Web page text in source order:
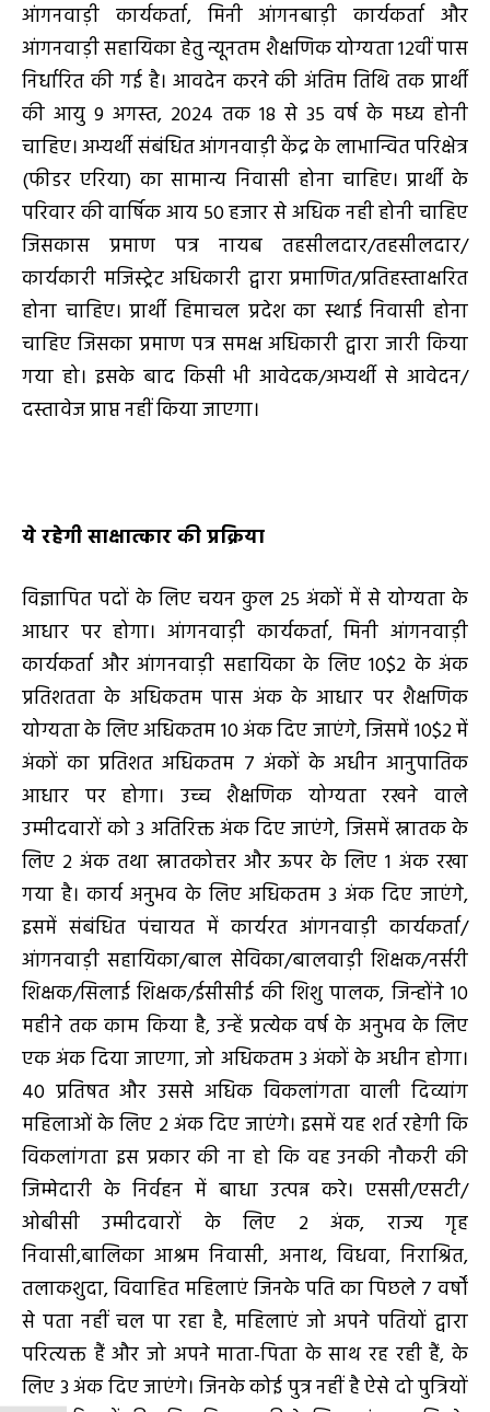
आंगनवाड़ी कार्यकर्ता, मिनी आंगनबाड़ी कार्यकर्ता और
आंगनवाड़ी सहायिका हेतु न्यूनतम शैक्षणिक योग्यता 12वीं पास
निर्धारित की गई है। आवदेन करने की अंतिम तिथि तक प्रार्थी
की आयु 9 अगस्त, 2024 तक 18 से 35 वर्ष के मध्य होनी
चाहिए। अभ्यर्थी संबंधित आंगनवाड़ी केंद्र के लाभान्वित परिक्षेत्र
(फीडर एरिया) का सामान्य निवासी होना चाहिए। प्रार्थी के
परिवार की वार्षिक आय 50 हजार से अधिक नही होनी चाहिए
जिसकास प्रमाण पत्र नायब तहसीलदार/तहसीलदार/
कार्यकारी मजिस्ट्रेट अधिकारी द्वारा प्रमाणित/प्रतिहस्ताक्षरित
होना चाहिए। प्रार्थी हिमाचल प्रदेश का स्थाई निवासी होना
चाहिए जिसका प्रमाण पत्र समक्ष अधिकारी द्वारा जारी किया
गया हो। इसके बाद किसी भी आवेदक/अभ्यर्थी से आवेदन/
दस्तावेज प्राप्त नहीं किया जाएगा।
ये रहेगी साक्षात्कार की प्रक्रिया
विज्ञापित पदों के लिए चयन कुल 25 अंकों में से योग्यता के
आधार पर होगा। आंगनवाड़ी कार्यकर्ता, मिनी आंगनवाड़ी
कार्यकर्ता और आंगनवाड़ी सहायिका के लिए 10$2 के अंक
प्रतिशतता के अधिकतम पास अंक के आधार पर शैक्षणिक
योग्यता के लिए अधिकतम 10 अंक दिए जाएंगे, जिसमें 10$2 में
अंकों का प्रतिशत अधिकतम 7 अंकों के अधीन आनुपातिक
आधार पर होगा। उच्च शैक्षणिक योग्यता रखने वाले
उम्मीदवारों को 3 अतिरिक्त अंक दिए जाएंगे, जिसमें स्नातक के
लिए 2 अंक तथा स्नातकोत्तर और ऊपर के लिए 1 अंक रखा
गया है। कार्य अनुभव के लिए अधिकतम 3 अंक दिए जाएंगे,
इसमें संबंधित पंचायत में कार्यरत आंगनवाड़ी कार्यकर्ता/
आंगनवाड़ी सहायिका/बाल सेविका/बालवाड़ी शिक्षक/नर्सरी
शिक्षक/सिलाई शिक्षक/ईसीसीई की शिशु पालक, जिन्होंने 10
महीने तक काम किया है, उन्हें प्रत्येक वर्ष के अनुभव के लिए
एक अंक दिया जाएगा, जो अधिकतम 3 अंकों के अधीन होगा।
40 प्रतिषत और उससे अधिक विकलांगता वाली दिव्यांग
महिलाओं के लिए 2 अंक दिए जाएंगे। इसमें यह शर्त रहेगी कि
विकलांगता इस प्रकार की ना हो कि वह उनकी नौकरी की
जिम्मेदारी के निर्वहन में बाधा उत्पन्न करे। एससी/एसटी/
ओबीसी उम्मीदवारों के लिए 2 अंक, राज्य गृह
निवासी,बालिका आश्रम निवासी, अनाथ, विधवा, निराश्रित,
तलाकशुदा, विवाहित महिलाएं जिनके पति का पिछले 7 वर्षों
से पता नहीं चल पा रहा है, महिलाएं जो अपने पतियों द्वारा
परित्यक्त हैं और जो अपने माता-पिता के साथ रह रही हैं, के
लिए 3 अंक दिए जाएंगे। जिनके कोई पुत्र नहीं है ऐसे दो पुत्रियों